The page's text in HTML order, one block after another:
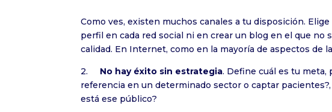
Como ves, existen muchos canales a tu disposición.
perfil en cada red social ni en crear un blog en el que
calidad. En Internet, como en la mayoría de aspectos de
2. No hay éxito sin estrategia. Define cuál es tu meta,
referencia en un determinado sector o captar
está ese público?